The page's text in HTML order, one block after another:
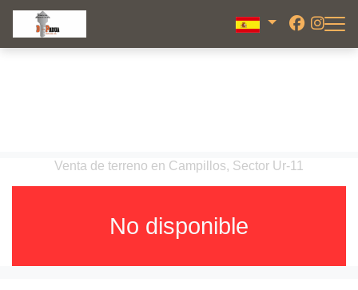
Venta de terreno en Campillos, Sector Ur-11
No disponible